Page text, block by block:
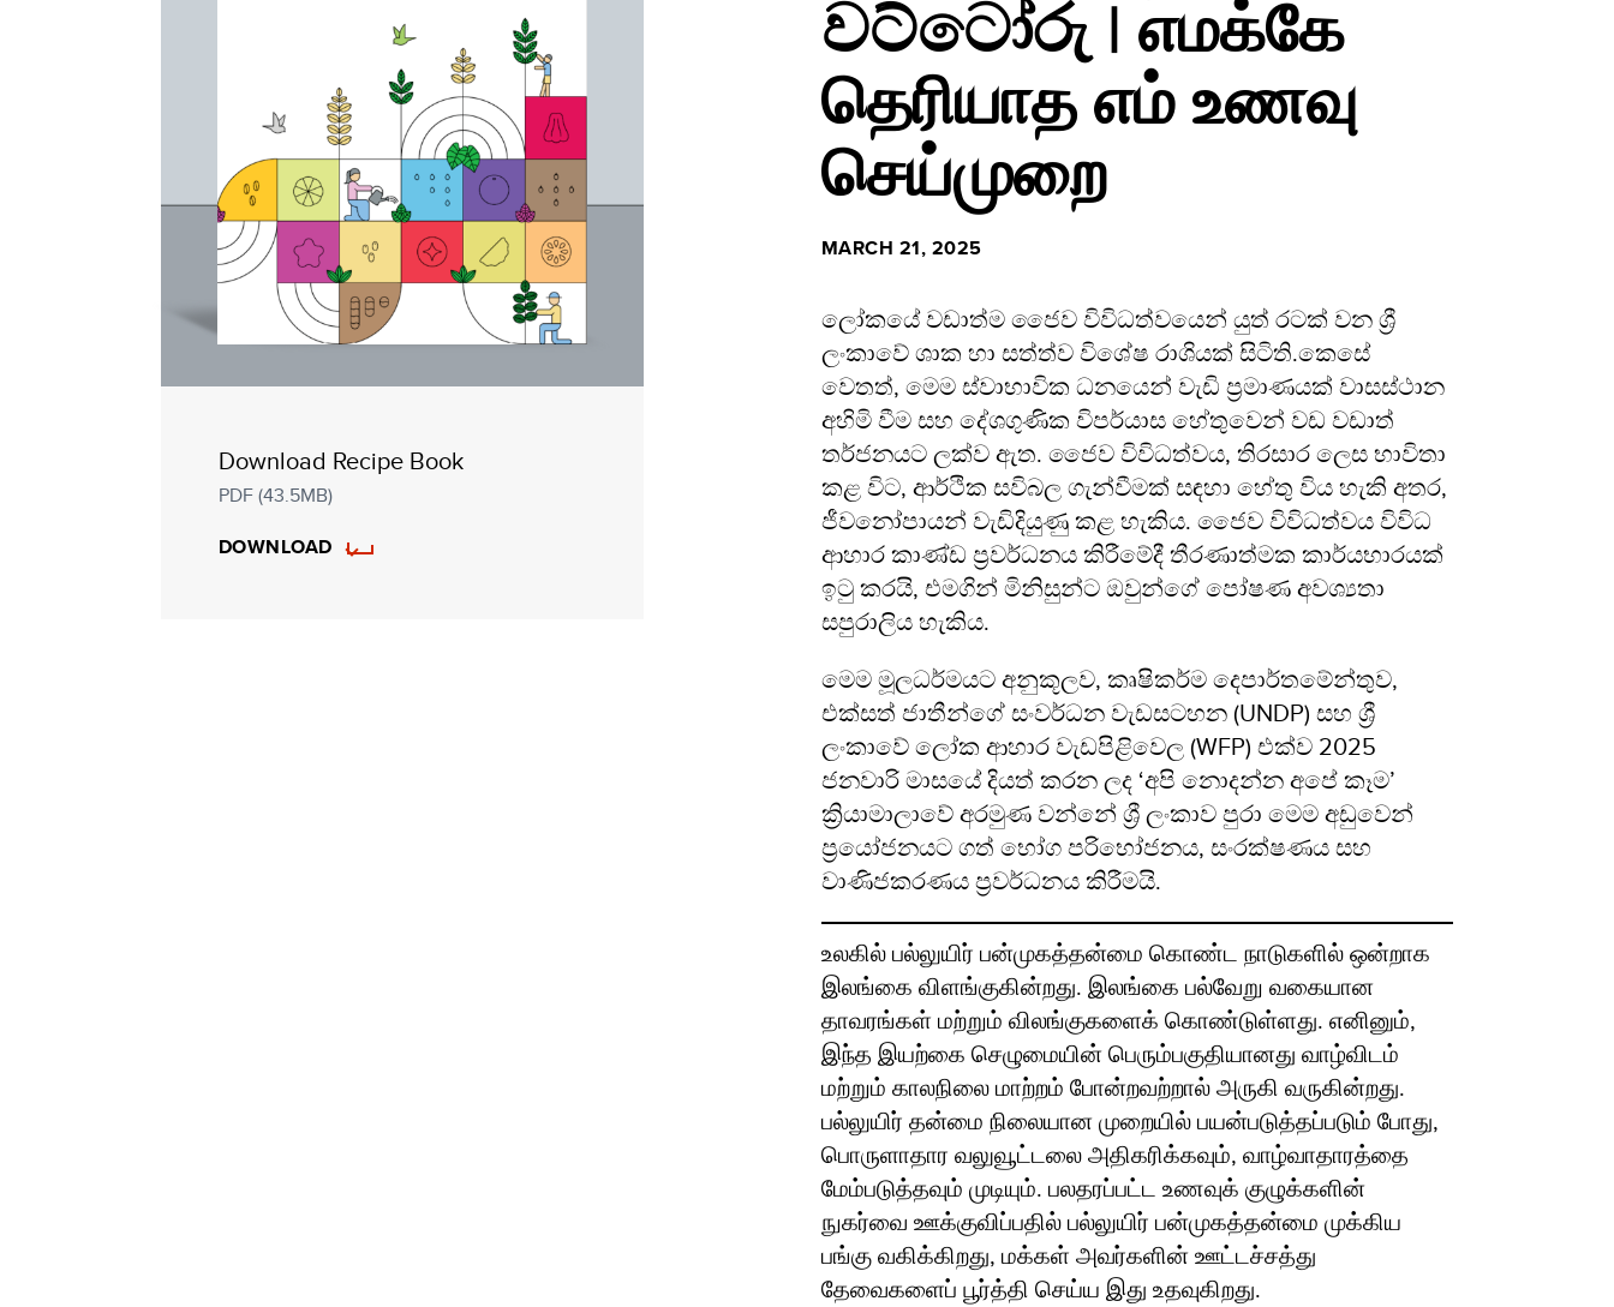
Download Recipe Book
PDF (43.5MB)
DOWNLOAD
වට්ටෝරු | எமக்கே
தெரியாத எம் உணவு
செய்முறை
MARCH 21, 2025
ලෝකයේ වඩාත්ම ජෛව විවිධත්වයෙන් යුත් රටක් වන ශ්‍රී
ලංකාවේ ශාක හා සත්ත්ව විශේෂ රාශියක් සිටිති.කෙසේ
වෙතත්, මෙම ස්වාභාවික ධනයෙන් වැඩි ප්‍රමාණයක් වාසස්ථාන
අහිමි වීම සහ දේශගුණික විපර්යාස හේතුවෙන් වඩ වඩාත්
තර්ජනයට ලක්ව ඇත. ජෛව විවිධත්වය, තිරසාර ලෙස භාවිතා
කළ විට, ආර්ථික සවිබල ගැන්වීමක් සඳහා හේතු විය හැකි අතර,
ජීවනෝපායන් වැඩිදියුණු කළ හැකිය. ජෛව විවිධත්වය විවිධ
ආහාර කාණ්ඩ ප්‍රවර්ධනය කිරීමේදී තීරණාත්මක කාර්යභාරයක්
ඉටු කරයි, එමගින් මිනිසුන්ට ඔවුන්ගේ පෝෂණ අවශ්‍යතා
සපුරාලිය හැකිය.
මෙම මූලධර්මයට අනුකූලව, කෘෂිකර්ම දෙපාර්තමේන්තුව,
එක්සත් ජාතීන්ගේ සංවර්ධන වැඩසටහන (UNDP) සහ ශ්‍රී
ලංකාවේ ලෝක ආහාර වැඩපිළිවෙල (WFP) එක්ව 2025
ජනවාරි මාසයේ දියත් කරන ලද ‘අපි නොදන්න අපේ කෑම’
ක්‍රියාමාලාවේ අරමුණ වන්නේ ශ්‍රී ලංකාව පුරා මෙම අඩුවෙන්
ප්‍රයෝජනයට ගත් භෝග පරිභෝජනය, සංරක්ෂණය සහ
වාණිජකරණය ප්‍රවර්ධනය කිරීමයි.
உலகில் பல்லுயிர் பன்முகத்தன்மை கொண்ட நாடுகளில் ஒன்றாக
இலங்கை விளங்குகின்றது. இலங்கை பல்வேறு வகையான
தாவரங்கள் மற்றும் விலங்குகளைக் கொண்டுள்ளது. எனினும்,
இந்த இயற்கை செழுமையின் பெரும்பகுதியானது வாழ்விடம்
மற்றும் காலநிலை மாற்றம் போன்றவற்றால் அருகி வருகின்றது.
பல்லுயிர் தன்மை நிலையான முறையில் பயன்படுத்தப்படும் போது,
பொருளாதார வலுவூட்டலை அதிகரிக்கவும், வாழ்வாதாரத்தை
மேம்படுத்தவும் முடியும். பலதரப்பட்ட உணவுக் குழுக்களின்
நுகர்வை ஊக்குவிப்பதில் பல்லுயிர் பன்முகத்தன்மை முக்கிய
பங்கு வகிக்கிறது, மக்கள் அவர்களின் ஊட்டச்சத்து
தேவைகளைப் பூர்த்தி செய்ய இது உதவுகிறது.